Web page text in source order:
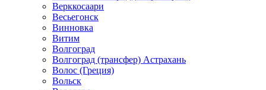
Верккосаари
Весьегонск
Винновка
Витим
Волгоград
Волгоград (трансфер) Астрахань
Волос (Греция)
Вольск